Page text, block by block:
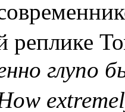
реплике
глупо